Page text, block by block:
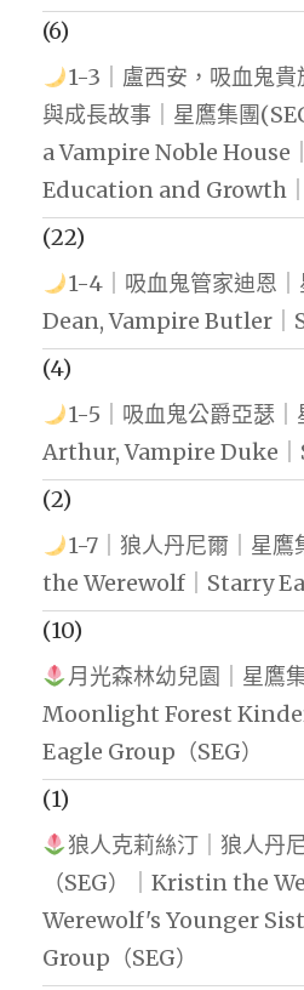
(6)
1-3｜盧西安，吸血鬼
與成長故事｜星鷹集團
a Vampire Noble House
Education and Growth
(22)
1-4｜吸血鬼管家迪恩｜
Dean, Vampire Butler｜
(4)
1-5｜吸血鬼公爵亞瑟｜
Arthur, Vampire Duke
(2)
1-7｜狼人丹尼爾｜星
the Werewolf｜Starry
(10)
月光森林幼兒園｜星鷹
Moonlight Forest
Eagle Group（SEG）
(1)
狼人克莉絲汀｜狼人丹
（SEG）｜Kristin the
Werewolf's Younger
Group（SEG）